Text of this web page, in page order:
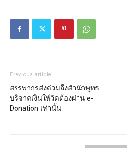
Previous article
สรรพากรส่งด่วนถึงสำนักพุทธ
บริจาคเงินให้วัดต้องผ่าน e-
Donation เท่านั้น